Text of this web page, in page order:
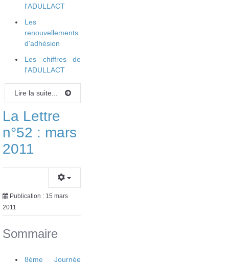
l'ADULLACT
Les
renouvellements
d'adhésion
Les chiffres de
l'ADULLACT
Lire la suite...
La Lettre
n°52 : mars
2011
Publication : 15 mars
2011
Sommaire
8ème Journée